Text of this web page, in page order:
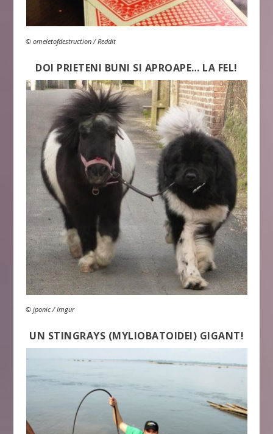
© omeletofdestruction / Reddit
DOI PRIETENI BUNI SI APROAPE… LA FEL!
© jponic / Imgur
UN STINGRAYS (MYLIOBATOIDEI) GIGANT!